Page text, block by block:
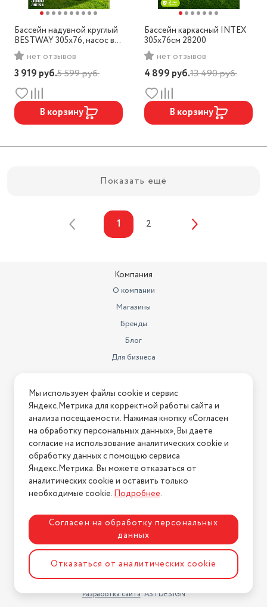
Бассейн надувной круглый
BESTWAY 305х76, насос в
комплекте арт. 57270 BW
нет отзывов
3 919 руб.5 599руб.
В корзину
Бассейн каркасный INTEX
305х76см 28200
нет отзывов
4 899 руб.13 490руб.
В корзину
Показать ещё
1 2
Компания
О компании
Магазины
Бренды
Блог
Для бизнеса
Информация
Условия оплаты
Условия доставки
Условия возврата
Нашли ошибку на сайте?Напишите нам
2026 © Интернет-магазин "АстМаркет". У нас есть всё!
Политика конфиденциальности
Разработка сайтаASTDESIGN
Мы используем файлы cookie и сервис
Яндекс.Метрика для корректной работы сайта и
анализа посещаемости. Нажимая кнопку «Согласен
на обработку персональных данных», Вы даете
согласие на использование аналитических cookie и
обработку данных с помощью сервиса
Яндекс.Метрика. Вы можете отказаться от
аналитических cookie и оставить только
необходимые cookie.Подробнее.
Согласен на обработку персональных
данных
Отказаться от аналитических cookie